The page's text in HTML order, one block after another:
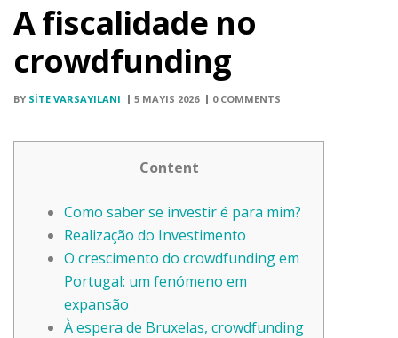
A fiscalidade no
crowdfunding
BY SITE VARSAYILANI 5 MAYIS 2026 0 COMMENTS
Content
Como saber se investir é para mim?
Realização do Investimento
O crescimento do crowdfunding em
Portugal: um fenómeno em
expansão
À espera de Bruxelas, crowdfunding